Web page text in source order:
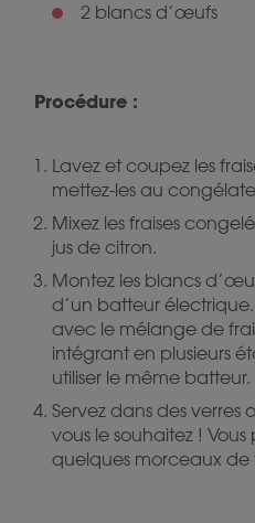
2 blancs d’œufs
Procédure :
Lavez et coupez les
mettez-les au
Mixez les fraises
jus de citron.
Montez les blancs
d’un batteur
avec le mélange de
intégrant en plusieurs
utiliser le même batteur.
Servez dans des verres
vous le souhaitez !
quelques morceaux de